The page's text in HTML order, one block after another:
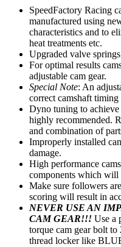
SpeedFactory Racing
manufactured using
characteristics and to
heat treatments etc.
Upgraded valve
For optimal results
adjustable cam gear.
Special Note: An
correct camshaft
Dyno tuning to
highly recommended.
and combination of
Improperly installed
damage.
High performance
components which will
Make sure followers
scoring will result in
NEVER USE AN
CAM GEAR!!! Use a
torque cam gear bolt
thread locker like